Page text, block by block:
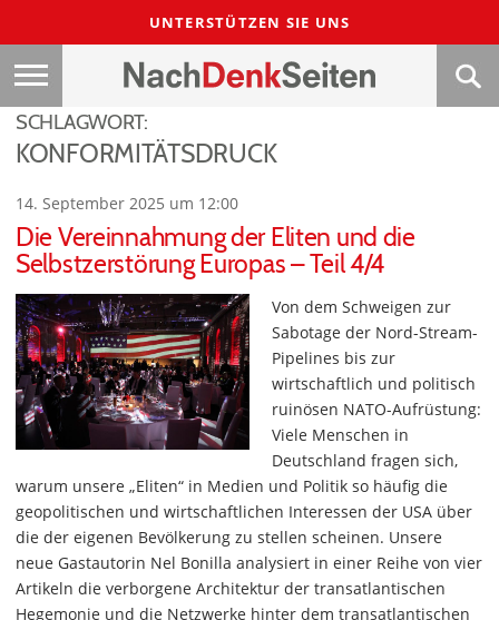
UNTERSTÜTZEN SIE UNS
SCHLAGWORT:
KONFORMITÄTSDRUCK
14. September 2025 um 12:00
Die Vereinnahmung der Eliten und die
Selbstzerstörung Europas – Teil 4/4
Von dem Schweigen zur
Sabotage der Nord-Stream-
Pipelines bis zur
wirtschaftlich und politisch
ruinösen NATO-Aufrüstung:
Viele Menschen in
Deutschland fragen sich,
warum unsere „Eliten“ in Medien und Politik so häufig die
geopolitischen und wirtschaftlichen Interessen der USA über
die der eigenen Bevölkerung zu stellen scheinen. Unsere
neue Gastautorin Nel Bonilla analysiert in einer Reihe von vier
Artikeln die verborgene Architektur der transatlantischen
Hegemonie und die Netzwerke hinter dem transatlantischen